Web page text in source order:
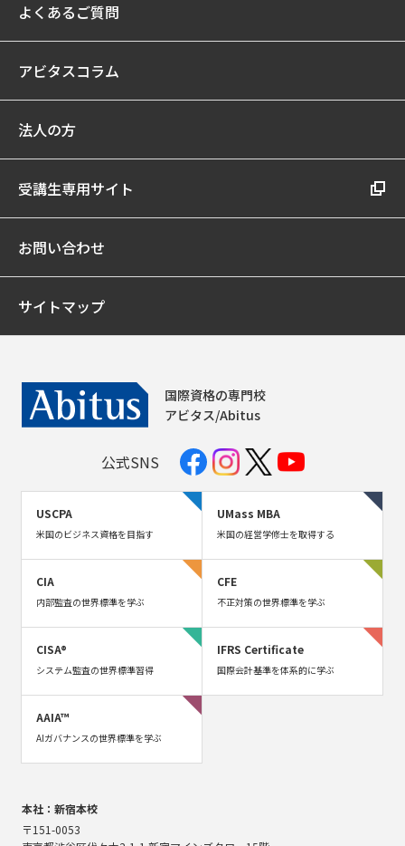
よくあるご質問
アビタスコラム
法人の方
受講生専用サイト
お問い合わせ
サイトマップ
国際資格の専門校
アビタス/Abitus
公式SNS
USCPA
米国のビジネス資格を目指す
UMass MBA
米国の経営学修士を取得する
CIA
内部監査の世界標準を学ぶ
CFE
不正対策の世界標準を学ぶ
CISA®
システム監査の世界標準習得
IFRS Certificate
国際会計基準を体系的に学ぶ
AAIA™
AIガバナンスの世界標準を学ぶ
本社：新宿本校
〒151-0053